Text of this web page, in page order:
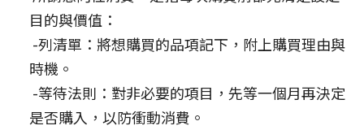
目的與價值：
-列清單：將想購買的品項記下，附上購買理由與
時機。
-等待法則：對非必要的項目，先等一個月再決定
是否購入，以防衝動消費。